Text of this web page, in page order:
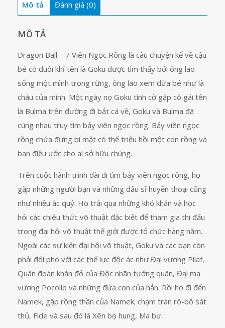
tập
số
Mô tả Đánh giá (0)
MÔ TẢ
Dragon Ball – 7 Viên Ngọc Rồng là câu chuyện kể về cậu
bé có đuôi khỉ tên là Goku được tìm thấy bởi ông lão
sống một mình trong rừng, ông lão xem đứa bé như là
cháu của mình. Một ngày nọ Goku tình cờ gặp cô gái tên
là Bulma trên đường đi bắt cá về, Goku và Bulma đã
cùng nhau truy tìm bảy viên ngọc rồng. Bảy viên ngọc
rồng chứa đựng bí mật có thể triệu hồi một con rồng và
ban điều ước cho ai sở hữu chúng.
Trên cuộc hành trình dài đi tìm bảy viên ngọc rồng, họ
gặp những người bạn và những đấu sĩ huyền thoại cũng
như nhiều ác quỷ. Họ trải qua những khó khăn và học
hỏi các chiêu thức võ thuật đặc biệt để tham gia thi đấu
trong đại hội võ thuật thế giới được tổ chức hàng năm.
Ngoài các sự kiện đại hội võ thuật, Goku và các bạn còn
phải đối phó với các thế lực độc ác như Đại vương Pilaf,
Quân đoàn khăn đỏ của Độc nhãn tướng quân, Đại ma
vương Pocollo và những đứa con của hắn. Rồi họ đi đến
Namek, gặp rồng thần của Namek; chạm trán rô-bô sát
thủ, Fide và sau đó là Xên bọ hung, Ma bư…